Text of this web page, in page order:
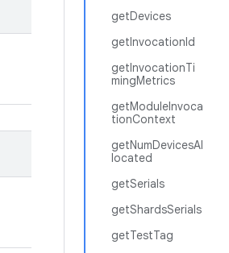
getDevices
getInvocationId
getInvocationTi
mingMetrics
getModuleInvoca
tionContext
getNumDevicesAl
located
getSerials
getShardsSerials
getTestTag